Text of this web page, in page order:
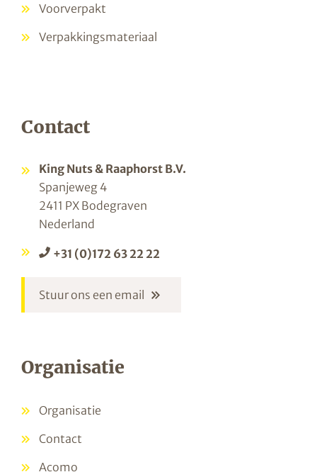
Voorverpakt
Verpakkingsmateriaal
Contact
King Nuts & Raaphorst B.V.
Spanjeweg 4
2411 PX Bodegraven
Nederland
+31 (0)172 63 22 22
Stuur ons een email
Organisatie
Organisatie
Contact
Acomo